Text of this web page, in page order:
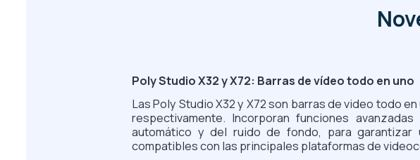
Poly Studio X32 y X72: Barras de vídeo todo en uno
Las Poly Studio X32 y X72 son barras de video todo
respectivamente. Incorporan funciones
automático y del ruido de fondo, para garantizar
compatibles con las principales plataformas de